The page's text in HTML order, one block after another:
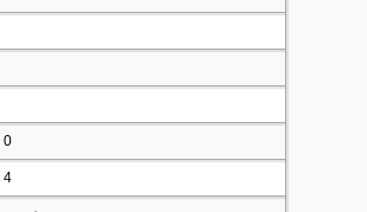
0
4